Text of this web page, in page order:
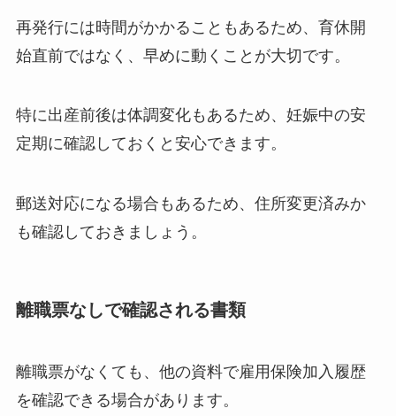
再発行には時間がかかることもあるため、育休開
始直前ではなく、早めに動くことが大切です。
特に出産前後は体調変化もあるため、妊娠中の安
定期に確認しておくと安心できます。
郵送対応になる場合もあるため、住所変更済みか
も確認しておきましょう。
離職票なしで確認される書類
離職票がなくても、他の資料で雇用保険加入履歴
を確認できる場合があります。